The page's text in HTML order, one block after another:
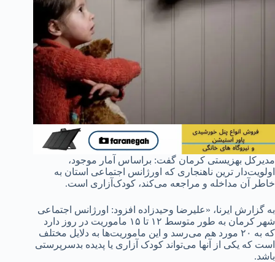
مدیرکل بهزیستی کرمان گفت: براساس آمار موجود،
اولویت‌دار ترین ناهنجاری که اورژانس اجتماعی استان به
خاطر آن مداخله و مراجعه می‌کند، کودک‌آزاری است.
به گزارش ایرنا، «علیرضا وحیدزاده افزود: اورژانس اجتماعی
شهر کرمان به طور متوسط ۱۲ تا ۱۵ ماموریت در روز دارد
که به ۲۰ مورد هم می‌رسد و این ماموریت‌ها به دلایل مختلف
است که یکی از آنها می‌تواند کودک آزاری یا پدیده بدسرپرستی
باشد.